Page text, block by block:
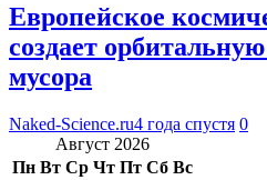
Европейское
создает
мусора
Naked-Science.ru4 года спустя 0
Август 2026
Пн Вт Ср Чт Пт Сб Вс